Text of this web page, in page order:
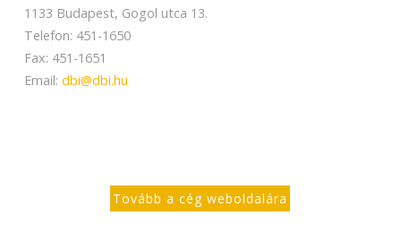
1133 Budapest, Gogol utca 13.
Telefon: 451-1650
Fax: 451-1651
Email: dbi@dbi.hu
Tovább a cég weboldalára